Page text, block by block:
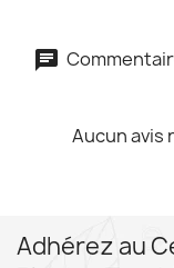
Aucun avis
Adhérez au